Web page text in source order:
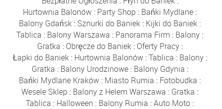
Hurtownia Balonów : Party Shop : Bańki Mydlane :
Balony Gdańsk : Sznurki do Baniek : Kijki do Baniek :
Tablica : Balony Warszawa : Panorama Firm : Balony :
Gratka : Obręcze do Baniek: Oferty Pracy:
Łapki do Baniek: Hurtownia Balonów:Tablica : Balony:
Gratka : Balony Urodzinowe: Balony Gdynia :
Bańki Mydlane Kraków : Miasto Rumia : Fotobudka :
Wesele Sklep : Balony z Helem Warszawa : Gratka :
Tablica : Halloween : Balony Rumia :Auto Moto :